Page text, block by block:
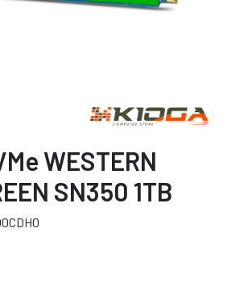
WESTERN
SN350 1TB